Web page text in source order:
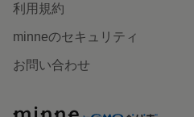
利用規約
minneのセキュリティ
お問い合わせ